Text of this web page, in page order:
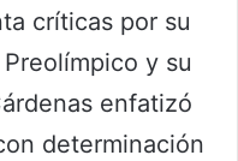
críticas por su
y su
enfatizó
determinación